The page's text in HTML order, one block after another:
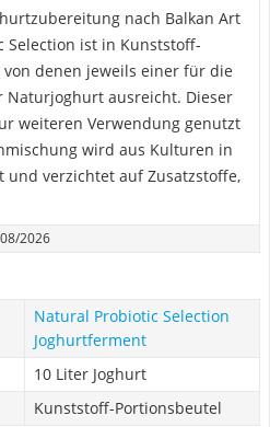
nach Balkan Art
Selection ist in Kunststoff-
denen jeweils einer für die
Naturjoghurt ausreicht. Dieser
weiteren Verwendung genutzt
wird aus Kulturen in
und verzichtet auf Zusatzstoffe,
08/2026
Natural Probiotic Selection
Joghurtferment
10 Liter Joghurt
Kunststoff-Portionsbeutel